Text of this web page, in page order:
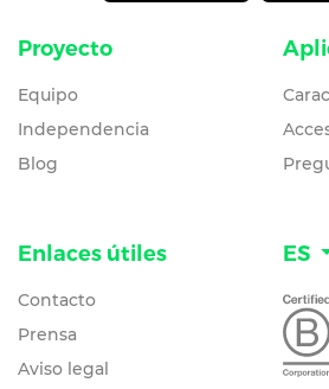
Proyecto
Equipo
Independencia
Blog
Enlaces útiles
Contacto
Prensa
Aviso legal
ES